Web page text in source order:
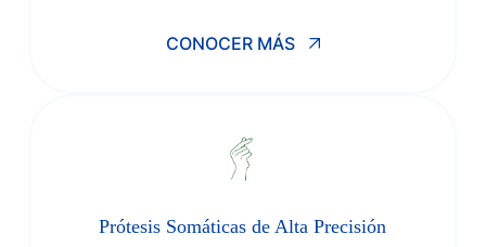
CONOCER MÁS
Prótesis Somáticas de Alta Precisión